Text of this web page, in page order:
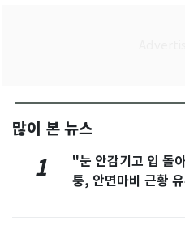
많이 본 뉴스
1
"눈 안감기고 입
퉁, 안면마비 근황